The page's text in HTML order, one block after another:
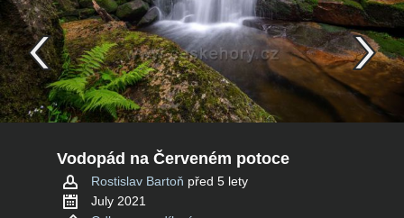
Vodopád na Červeném potoce
Rostislav Bartoň před 5 lety
July 2021